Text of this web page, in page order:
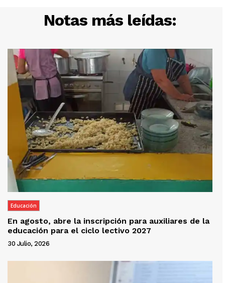
Notas más leídas:
Educación
En agosto, abre la inscripción para auxiliares de la
educación para el ciclo lectivo 2027
30 Julio, 2026